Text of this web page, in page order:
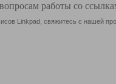
работы со
Linkpad, свяжитесь с нашей